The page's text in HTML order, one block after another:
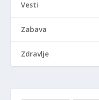
Vesti
Zabava
Zdravlje